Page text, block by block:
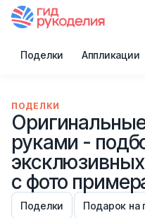
Поделки Аппликации
ПОДЕЛКИ
руками -
с фото
Поделки Подарок на